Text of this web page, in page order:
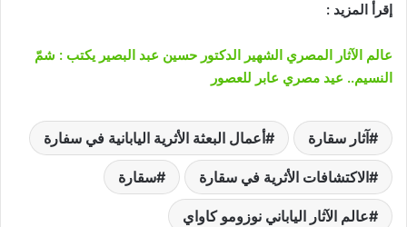
إقرأ المزيد :
عالم الآثار المصري الشهير الدكتور حسين عبد البصير يكتب : شمّ
النسيم.. عيد مصري عابر للعصور
آثار سقارة أعمال البعثة الأثرية اليابانية في سفارة
الاكتشافات الأثرية في سقارة سقارة
عالم الآثار الياباني نوزومو كاواي